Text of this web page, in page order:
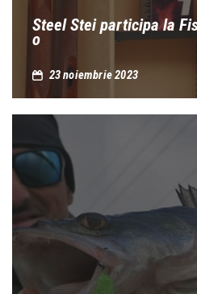
Steel Stei participa la
o
23 noiembrie 2023